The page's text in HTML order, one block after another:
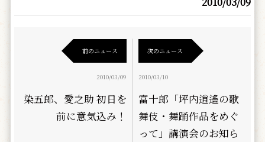
前のニュース
2010/03/09
染五郎、愛之助 初日を
前に意気込み！
次のニュース
2010/03/10
富十郎「坪内逍遙の歌
舞伎・舞踊作品をめぐ
って」講演会のお知ら